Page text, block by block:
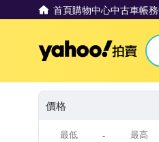
首頁購物中心中古車帳
價格
-